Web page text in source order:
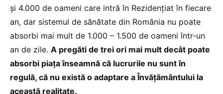
şi 4.000 de oameni care intră în Rezidenţiat în fiecare
an, dar sistemul de sănătate din România nu poate
absorbi mai mult de 1.000 – 1.500 de oameni într-un
an de zile. A pregăti de trei ori mai mult decât poate
absorbi piaţa înseamnă că lucrurile nu sunt în
regulă, că nu există o adaptare a Învăţământului la
această realitate.